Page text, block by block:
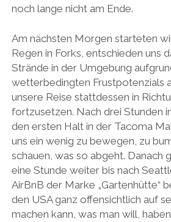
noch lange nicht am Ende.
Am nächsten Morgen starteten
Regen in Forks, entschieden uns
Strände in der Umgebung
wetterbedingten Frustpotenzials
unsere Reise stattdessen in
fortzusetzen. Nach drei Stunden
den ersten Halt in der Tacoma
uns ein wenig zu bewegen, zu
schauen, was so abgeht. Danach
eine Stunde weiter bis nach
AirBnB der Marke „Gartenhütte“
den USA ganz offensichtlich auf
machen kann, was man will,